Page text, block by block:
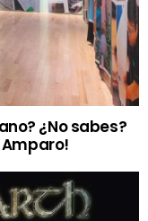
¿No sabes?
Amparo!